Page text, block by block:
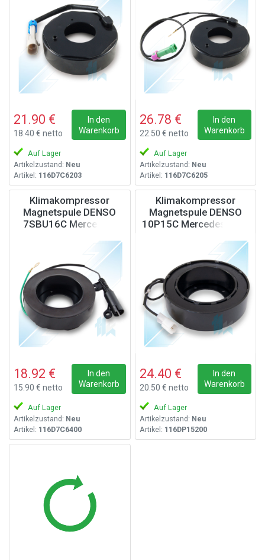
21.90 €
18.40 € netto
In den
Warenkorb
Auf Lager
Artikelzustand: Neu
Artikel: 116D7C6203
26.78 €
22.50 € netto
In den
Warenkorb
Auf Lager
Artikelzustand: Neu
Artikel: 116D7C6205
Klimakompressor
Magnetspule DENSO
7SBU16C Mercedes,
18.92 €
15.90 € netto
In den
Warenkorb
Auf Lager
Artikelzustand: Neu
Artikel: 116D7C6400
Klimakompressor
Magnetspule DENSO
10P15C Mercedes, 12V
24.40 €
20.50 € netto
In den
Warenkorb
Auf Lager
Artikelzustand: Neu
Artikel: 116DP15200